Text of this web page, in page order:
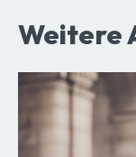
Weitere